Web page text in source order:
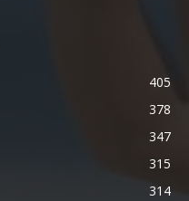
405
378
347
315
314